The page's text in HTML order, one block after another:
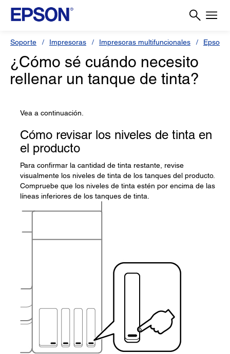
Soporte Impresoras Impresoras multifuncionales Epson L
¿Cómo sé cuándo necesito
rellenar un tanque de tinta?
Vea a continuación.
Cómo revisar los niveles de tinta en
el producto
Para confirmar la cantidad de tinta restante, revise
visualmente los niveles de tinta de los tanques del producto.
Compruebe que los niveles de tinta estén por encima de las
líneas inferiores de los tanques de tinta.